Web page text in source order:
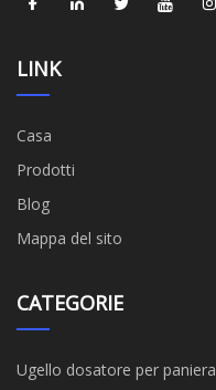
LINK
Casa
Prodotti
Blog
Mappa del sito
CATEGORIE
Ugello dosatore per paniera